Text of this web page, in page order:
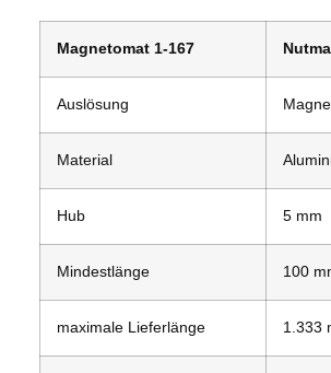
Magnetomat 1-167
Auslösung
Material
Hub 5 mm
Mindestlänge 100
maximale Lieferlänge 1.333